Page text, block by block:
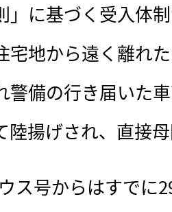
」に基づく受入体
宅地から遠く離れ
警備の行き届いた
陸揚げされ、直接
ス号からはすでに